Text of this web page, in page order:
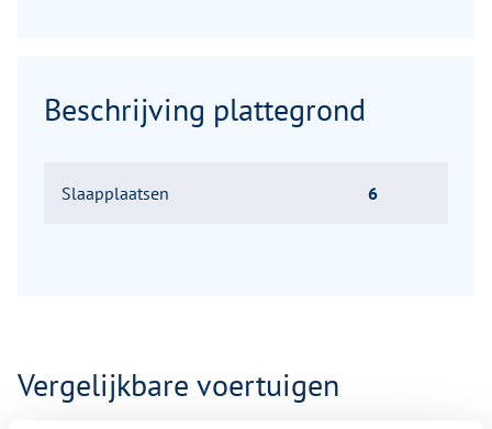
Beschrijving plattegrond
Slaapplaatsen 6
Vergelijkbare voertuigen